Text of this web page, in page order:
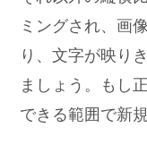
ミングされ、画
り、文字が映り
ましょう。もし
できる範囲で新